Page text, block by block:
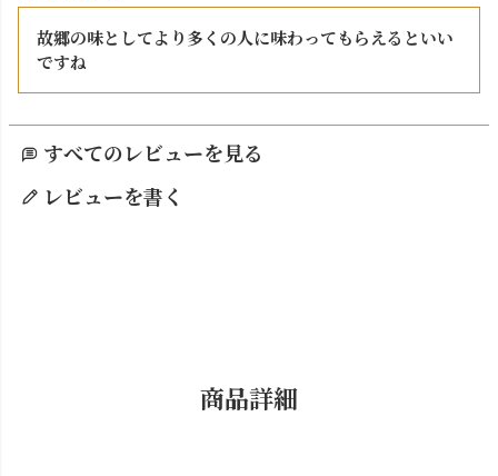
故郷の味としてより多くの人に味わってもらえるといい
ですね
すべてのレビューを見る
レビューを書く
商品詳細